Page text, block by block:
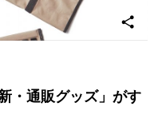
・通販グッズ」がす